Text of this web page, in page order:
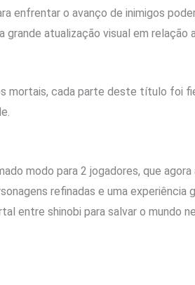
enfrentar o avanço de inimigos
grande atualização visual em relação
mortais, cada parte deste título foi
modo para 2 jogadores, que
refinadas e uma experiência
entre shinobi para salvar o mundo